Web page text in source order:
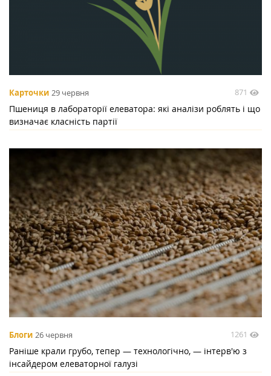
Карточки 29 червня 871
Пшениця в лабораторії елеватора: які аналізи роблять і що
визначає класність партії
Блоги 26 червня 1261
Раніше крали грубо, тепер — технологічно, — інтерв'ю з
інсайдером елеваторної галузі